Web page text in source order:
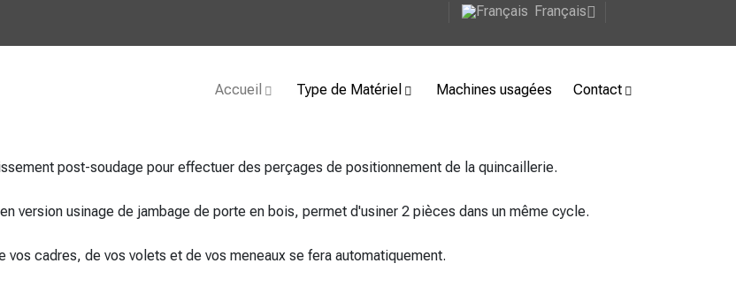
Français
Accueil Type de Matériel Machines usagées Contact
post-soudage pour effectuer des perçages de positionnement de la quincaillerie.
version usinage de jambage de porte en bois, permet d'usiner 2 pièces dans un même cycle.
cadres, de vos volets et de vos meneaux se fera automatiquement.